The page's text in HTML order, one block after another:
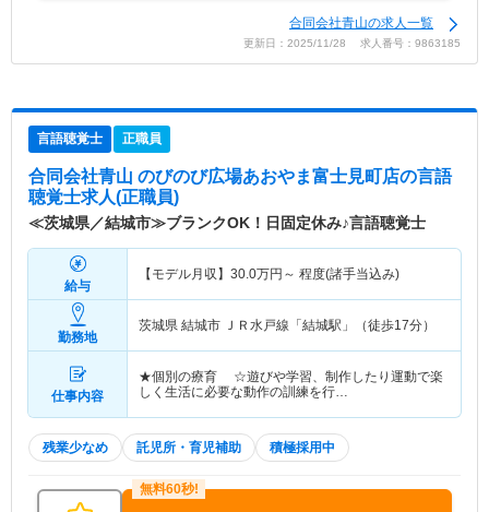
合同会社青山の求人一覧
更新日：2025/11/28 求人番号：9863185
言語聴覚士 正職員
合同会社青山 のびのび広場あおやま富士見町店の言語
聴覚士求人(正職員)
≪茨城県／結城市≫ブランクOK！日固定休み♪言語聴覚士
給与
【モデル月収】 30.0万円～ 程度(諸手当込み)
勤務地
茨城県 結城市 ＪＲ水戸線「結城駅」（徒歩17分）
仕事内容
★個別の療育 ☆遊びや学習、制作したり運動で楽
しく生活に必要な動作の訓練を行…
残業少なめ 託児所・育児補助 積極採用中